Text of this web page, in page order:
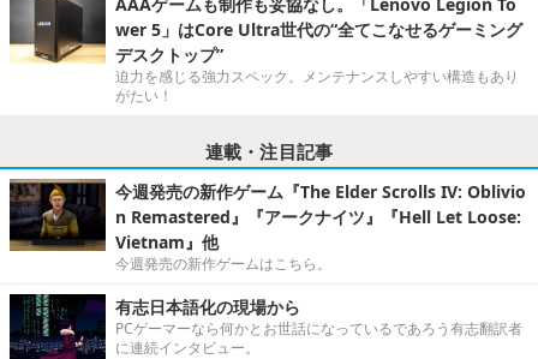
wer 5」はCore Ultra世代の“全てこなせるゲーミング
デスクトップ”
迫力を感じる強力スペック。メンテナンスしやすい構造もあり
がたい！
連載・注目記事
今週発売の新作ゲーム『The Elder Scrolls IV: Oblivio
n Remastered』『アークナイツ』『Hell Let Loose:
Vietnam』他
今週発売の新作ゲームはこちら。
有志日本語化の現場から
PCゲーマーなら何かとお世話になっているであろう有志翻訳者
に連続インタビュー。